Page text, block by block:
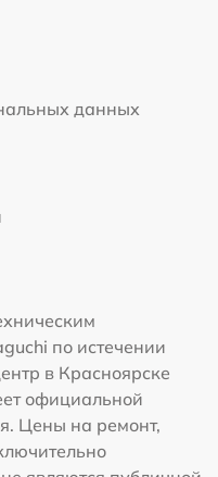
данных
по истечении
в Красноярске
официальной
Цены на ремонт,